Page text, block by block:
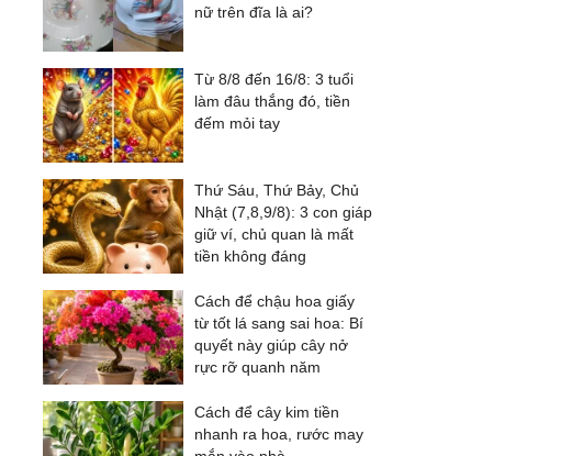
nữ trên đĩa là ai?
Từ 8/8 đến 16/8: 3 tuổi
làm đâu thắng đó, tiền
đếm mỏi tay
Thứ Sáu, Thứ Bảy, Chủ
Nhật (7,8,9/8): 3 con giáp
giữ ví, chủ quan là mất
tiền không đáng
Cách để chậu hoa giấy
từ tốt lá sang sai hoa: Bí
quyết này giúp cây nở
rực rỡ quanh năm
Cách để cây kim tiền
nhanh ra hoa, rước may